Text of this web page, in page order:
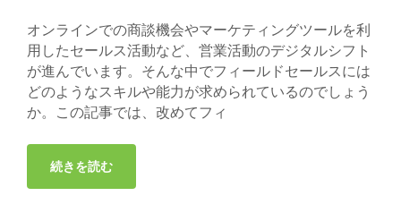
オンラインでの商談機会やマーケティングツールを利
用したセールス活動など、営業活動のデジタルシフト
が進んでいます。そんな中でフィールドセールスには
どのようなスキルや能力が求められているのでしょう
か。この記事では、改めてフィ